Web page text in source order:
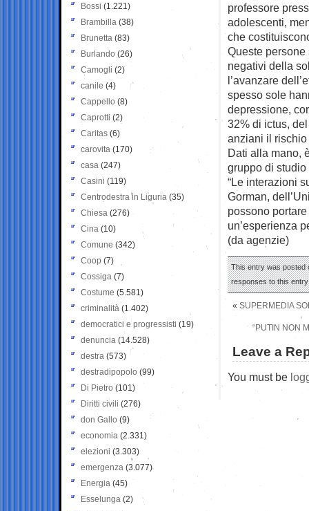
professore
adolescenti,
che
Queste
negativi della
l’avanzare
spesso sole
depressione,
32% di ictus,
anziani il
Dati alla mano,
gruppo di
“Le interazioni
Gorman,
possono
un’esperienza
(da agenzie)
This entry was posted
responses to this
« SUPERMEDIA
“PUTIN NON
Leave a
You must be
Bossi (1.221)
Brambilla (38)
Brunetta (83)
Burlando (26)
Camogli (2)
canile (4)
Cappello (8)
Caprotti (2)
Caritas (6)
carovita (170)
casa (247)
Casini (119)
Centrodestra in Liguria (35)
Chiesa (276)
Cina (10)
Comune (342)
Coop (7)
Cossiga (7)
Costume (5.581)
criminalità (1.402)
democratici e progressisti (19)
denuncia (14.528)
destra (573)
destradipopolo (99)
Di Pietro (101)
Diritti civili (276)
don Gallo (9)
economia (2.331)
elezioni (3.303)
emergenza (3.077)
Energia (45)
Esselunga (2)